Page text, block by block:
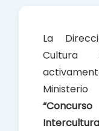
La
Cultura